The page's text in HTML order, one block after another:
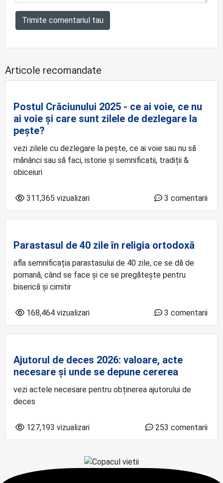
Trimite comentariul tau
Articole recomandate
Postul Crăciunului 2025 - ce ai voie, ce nu
ai voie și care sunt zilele de dezlegare la
pește?
vezi zilele cu dezlegare la pește, ce ai voie sau nu să
mănânci sau să faci, istorie și semnificatii, tradiții &
obiceiuri
311,365 vizualizari 3 comentarii
Parastasul de 40 zile în religia ortodoxă
afla semnificația parastasului de 40 zile, ce se dă de
pomană, când se face și ce se pregătește pentru
biserică și cimitir
168,464 vizualizari 3 comentarii
Ajutorul de deces 2026: valoare, acte
necesare și unde se depune cererea
vezi actele necesare pentru obținerea ajutorului de
deces
127,193 vizualizari 253 comentarii